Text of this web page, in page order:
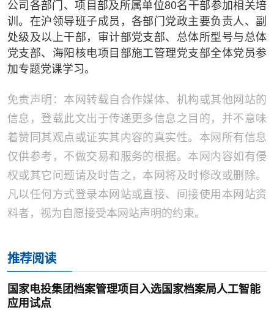
公司各部门、项目部及所属单位80名干部参加相关培
训。在沪领导班子成员，各部门党政主要负责人、副
处级及以上干部，审计部党支部、总体所型号与总体
党支部、海阳核电项目部施工管理党支部全体党员参
加专题党课学习。
免责声明：本网转载自合作媒体、机构或其他网站的
信息，登载此文出于传递更多信息之目的，并不意味
着赞同其观点或证实其内容的真实性。本网所有信息
仅供参考，不做交易和服务的根据。本网内容如有侵
权或其它问题请及时告之，本网将及时修改或删除。
凡以任何方式登录本网站或直接、间接使用本网站资
料者，视为自愿接受本网站声明的约束。
推荐阅读
国家电投集团档案管理项目入选国家档案局人工智能
应用试点